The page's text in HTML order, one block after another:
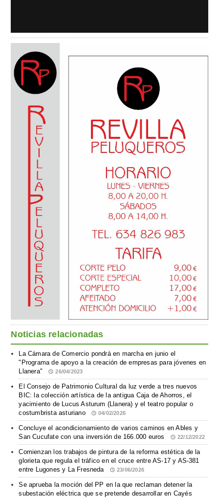
Noticias relacionadas
La Cámara de Comercio pondrá en marcha en junio el
"Programa de apoyo a la creación de empresas para jóvenes en
Llanera"
26/04/2023
El Consejo de Patrimonio Cultural da luz verde a tres nuevos
BIC: la colección artística de la antigua Caja de Ahorros, el
yacimiento de Lucus Asturum (Llanera) y el teatro popular o
costumbrista asturiano
04/02/2026
Concluye el acondicionamiento de varios caminos en Ables y
San Cucufate con una inversión de 166.000 euros
22/12/2022
Comienzan los trabajos de pintura de la reforma estética de la
glorieta que regula el tráfico en el cruce entre AS-17 y AS-381
entre Lugones y La Fresneda
23/06/2026
Se aprueba la moción del PP en la que reclaman detener la
subestación eléctrica que se pretende desarrollar en Cayés